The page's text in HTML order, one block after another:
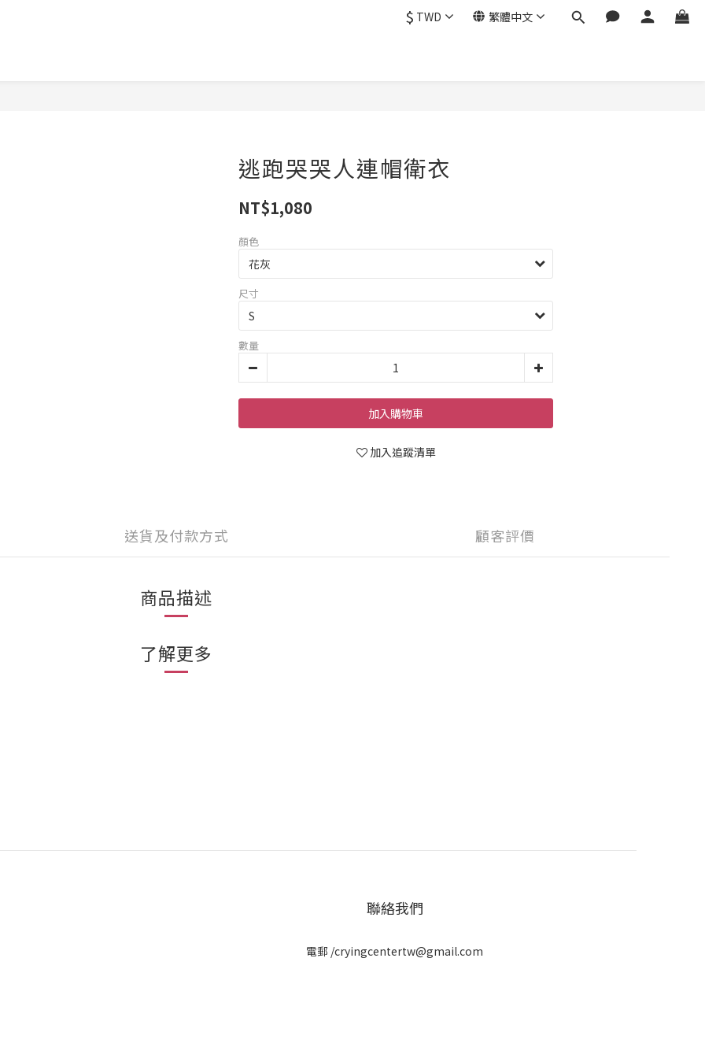
$ TWD 繁體中文
逃跑哭哭人連帽衛衣
NT$1,080
顏色
尺寸
數量
加入購物車
加入追蹤清單
送貨及付款方式 顧客評價
商品描述
了解更多
聯絡我們
電郵 /cryingcentertw@gmail.com